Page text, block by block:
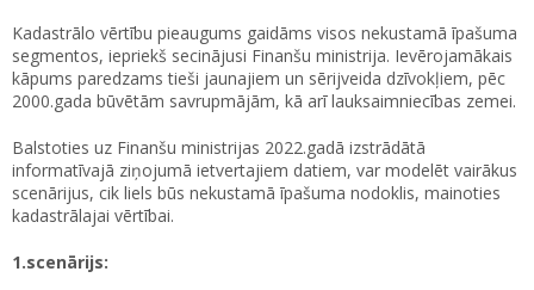
Kadastrālo vērtību pieaugums gaidāms visos nekustamā īpašuma
segmentos, iepriekš secinājusi Finanšu ministrija. Ievērojamākais
kāpums paredzams tieši jaunajiem un sērijveida dzīvokļiem, pēc
2000.gada būvētām savrupmājām, kā arī lauksaimniecības zemei.
Balstoties uz Finanšu ministrijas 2022.gadā izstrādātā
informatīvajā ziņojumā ietvertajiem datiem, var modelēt vairākus
scenārijus, cik liels būs nekustamā īpašuma nodoklis, mainoties
kadastrālajai vērtībai.
1.scenārijs: